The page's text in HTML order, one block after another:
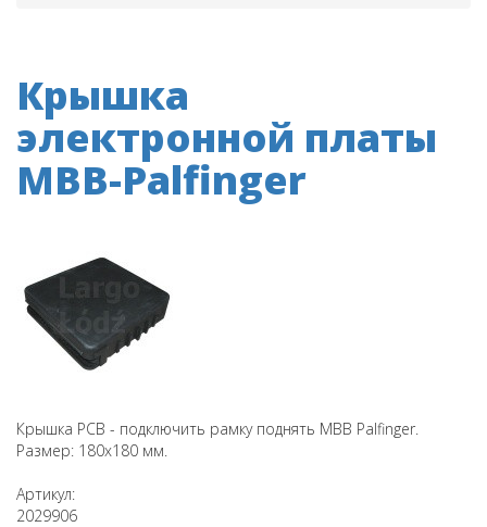
Крышка
электронной платы
MBB-Palfinger
Крышка PCB - подключить рамку поднять MBB Palfinger.
Размер: 180x180 мм.
Артикул:
2029906